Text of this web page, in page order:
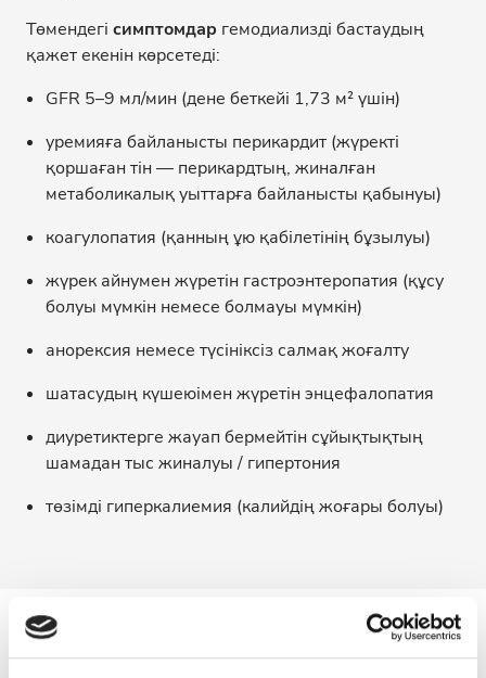
Төмендегі симптомдар гемодиализді бастаудың
қажет екенін көрсетеді:
GFR 5–9 мл/мин (дене беткейі 1,73 м² үшін)
уремияға байланысты перикардит (жүректі
қоршаған тін — перикардтың, жиналған
метаболикалық уыттарға байланысты қабынуы)
коагулопатия (қанның ұю қабілетінің бұзылуы)
жүрек айнумен жүретін гастроэнтеропатия (құсу
болуы мүмкін немесе болмауы мүмкін)
анорексия немесе түсініксіз салмақ жоғалту
шатасудың күшеюімен жүретін энцефалопатия
диуретиктерге жауап бермейтін сұйықтықтың
шамадан тыс жиналуы / гипертония
төзімді гиперкалиемия (калийдің жоғары болуы)
Мен диализді қаншалықты